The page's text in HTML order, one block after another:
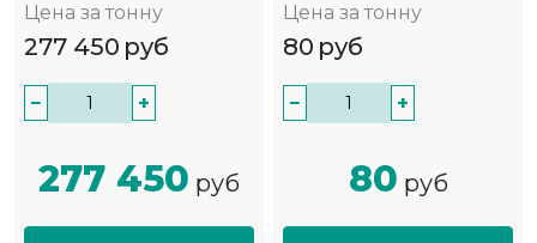
Цена за тонну
277 450 руб
− +
277 450 руб
Цена за тонну
80 руб
− +
80 руб